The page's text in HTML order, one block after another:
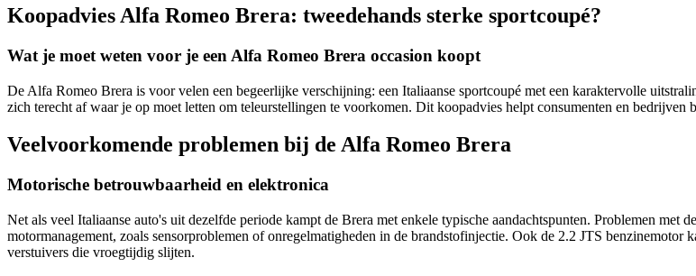
Koopadvies Alfa Romeo Brera: tweedehands sterke sportcoupé?
Wat je moet weten voor je een Alfa Romeo Brera occasion koopt
De Alfa Romeo Brera is voor velen een begeerlijke verschijning: een Italiaanse sportcoupé met een karaktervolle
zich terecht af waar je op moet letten om teleurstellingen te voorkomen. Dit koopadvies helpt consumenten en bedrijven
Veelvoorkomende problemen bij de Alfa Romeo Brera
Motorische betrouwbaarheid en elektronica
Net als veel Italiaanse auto's uit dezelfde periode kampt de Brera met enkele typische aandachtspunten. Problemen met
motormanagement, zoals sensorproblemen of onregelmatigheden in de brandstofinjectie. Ook de 2.2 JTS
verstuivers die vroegtijdig slijten.